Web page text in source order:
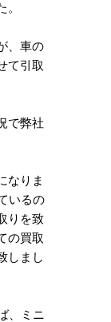
、車の
て引取
で弊社
なりま
いるの
りを致
の買取
しまし
、ミニ